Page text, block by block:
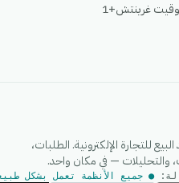
للتجارة الإلكترونية. الطلبات،
والتحليلات — في مكان واحد.
● جميع الأنظمة تعمل بشكل